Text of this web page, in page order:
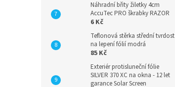
Náhradní břity žiletky 4cm
AccuTec PRO škrabky RAZOR
6 Kč
Teflonová stěrka střední tvrdost
na lepení fólií modrá
85 Kč
Exteriér protisluneční fólie
SILVER 370 XC na okna - 12 let
garance Solar Screen